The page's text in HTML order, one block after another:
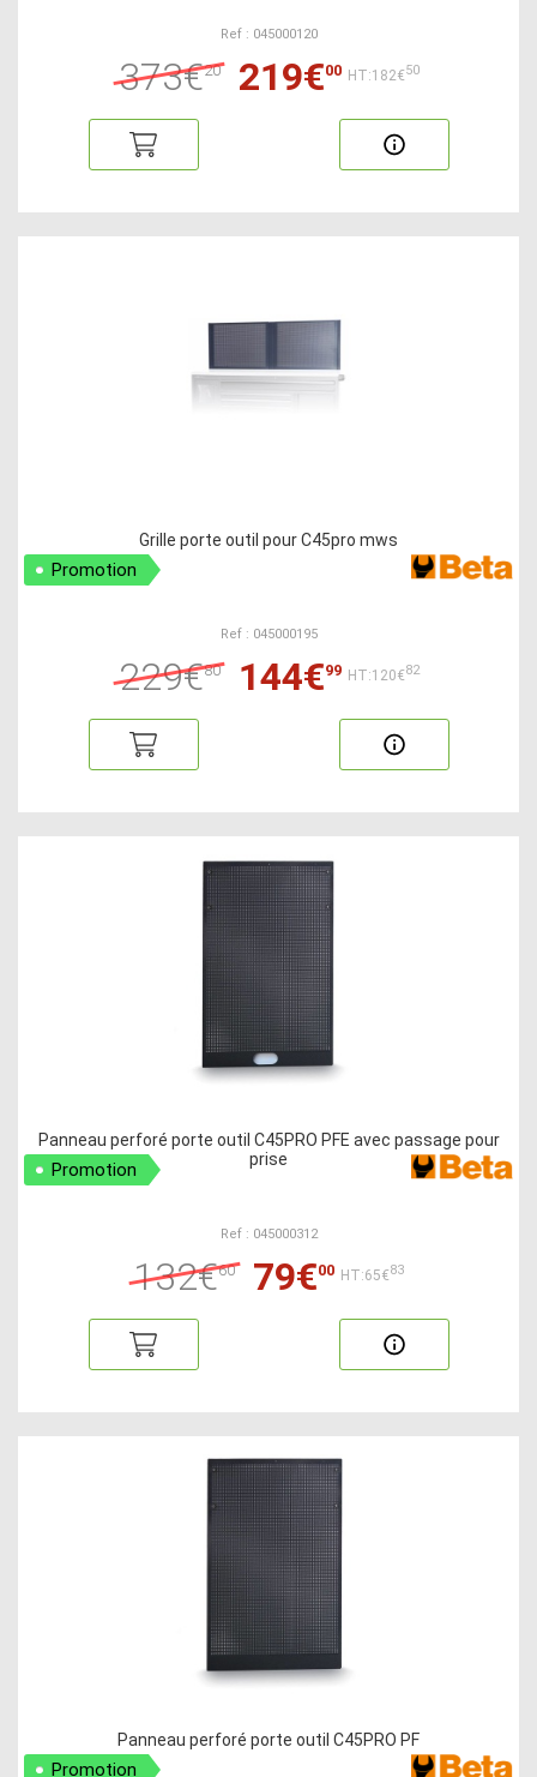
Ref : 045000120
373€20 219€00 HT:182€50
Grille porte outil pour C45pro mws
Promotion
Ref : 045000195
229€80 144€99 HT:120€82
Panneau perforé porte outil C45PRO PFE avec passage pour
prise
Promotion
Ref : 045000312
132€60 79€00 HT:65€83
Panneau perforé porte outil C45PRO PF
Promotion